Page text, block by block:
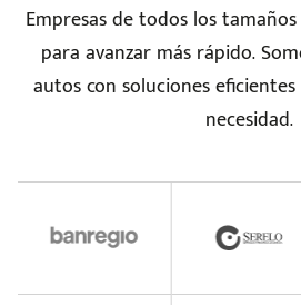
Empresas de todos los
para avanzar más rápido.
autos con soluciones
necesidad.